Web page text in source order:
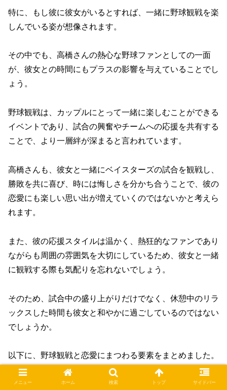
特に、もし彼に彼女がいるとすれば、一緒に野球観戦を楽
しんでいる姿が想像されます。
その中でも、高橋さんの熱心な野球ファンとしての一面
が、彼女との時間にもプラスの影響を与えていることでし
ょう。
野球観戦は、カップルにとって一緒に楽しむことができる
イベントであり、試合の興奮やチームへの応援を共有する
ことで、より一層絆が深まると言われています。
高橋さんも、彼女と一緒にベイスターズの試合を観戦し、
勝敗を共に喜び、時には悔しさを分かち合うことで、彼の
恋愛にも楽しい思い出が増えていくのではないかと考えら
れます。
また、彼の応援スタイルは温かく、熱狂的なファンであり
ながらも周囲の雰囲気を大切にしているため、彼女と一緒
に観戦する際も気配りを忘れないでしょう。
そのため、試合中の盛り上がりだけでなく、休憩中のリラ
ックスした時間も彼女と和やかに過ごしているのではない
でしょうか。
以下に、野球観戦と恋愛にまつわる要素をまとめました。
項目 内容
メニュー ホーム 検索 トップ サイドバー